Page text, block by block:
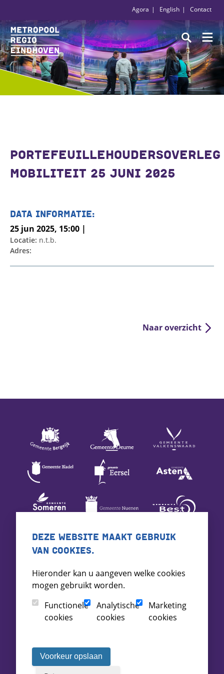
Agora English Contact
PORTEFEUILLEHOUDERSOVERLEG
MOBILITEIT 25 JUNI 2025
DATA INFORMATIE:
25 jun 2025, 15:00 |
Locatie: n.t.b.
Adres:
Naar overzicht
DEZE WEBSITE MAAKT GEBRUIK
VAN COOKIES.
Hieronder kan u aangeven welke cookies
mogen gebruikt worden.
Functionele
cookies
Analytische
cookies
Marketing
cookies
Voorkeur opslaan